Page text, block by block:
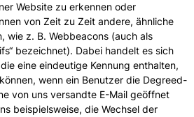
Website zu erkennen oder
von Zeit zu Zeit andere, ähnliche
wie z. B. Webbeacons (auch als
bezeichnet). Dabei handelt es sich
eine eindeutige Kennung enthalten,
wenn ein Benutzer die Degreed-
von uns versandte E-Mail geöffnet
beispielsweise, die Wechsel der